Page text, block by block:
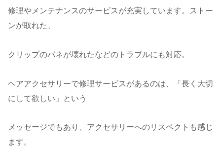
修理やメンテナンスのサービスが充実しています。ストー
ンが取れた、
クリップのバネが壊れたなどのトラブルにも対応。
ヘアアクセサリーで修理サービスがあるのは、「長く大切
にして欲しい」という
メッセージでもあり、アクセサリーへのリスペクトも感じ
ます。